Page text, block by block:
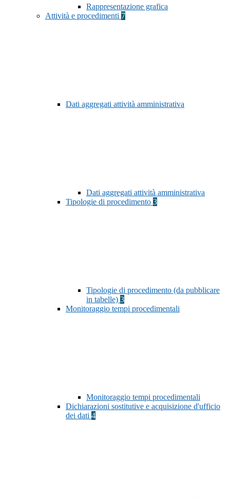
Rappresentazione grafica
Attività e procedimenti 7
Dati aggregati attività amministrativa
Dati aggregati attività amministrativa
Tipologie di procedimento 3
Tipologie di procedimento (da pubblicare
in tabelle) 3
Monitoraggio tempi procedimentali
Monitoraggio tempi procedimentali
Dichiarazioni sostitutive e acquisizione d'ufficio
dei dati 4